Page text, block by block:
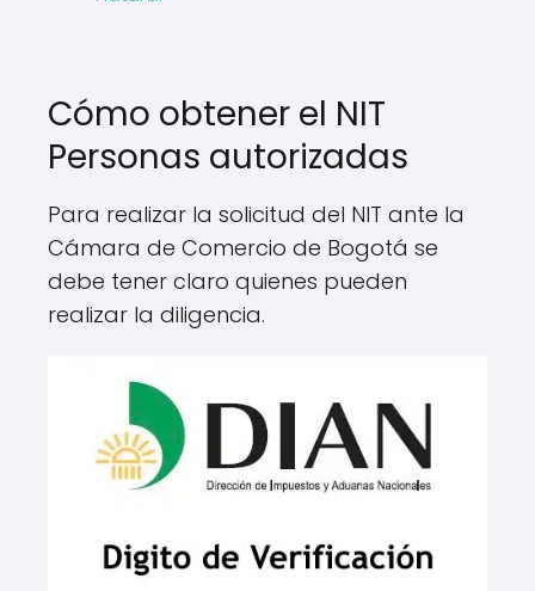
Cómo obtener el NIT
Personas autorizadas
Para realizar la solicitud del NIT ante la
Cámara de Comercio de Bogotá se
debe tener claro quienes pueden
realizar la diligencia.